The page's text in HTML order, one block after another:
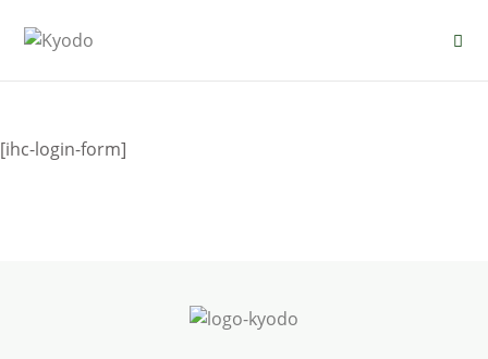
[ihc-login-form]